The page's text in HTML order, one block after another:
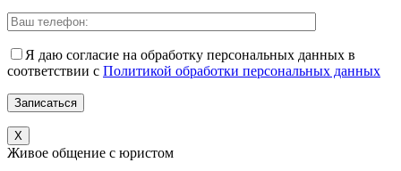
Я даю согласие на обработку персональных данных в
соответствии с Политикой обработки персональных данных
X
Живое общение с юристом